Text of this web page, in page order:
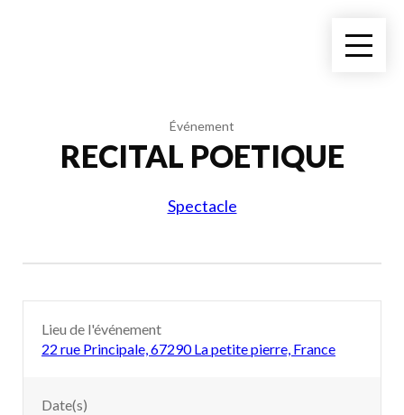
Événement
RECITAL POETIQUE
Spectacle
Lieu de l'événement
22 rue Principale, 67290 La petite pierre, France
Date(s)